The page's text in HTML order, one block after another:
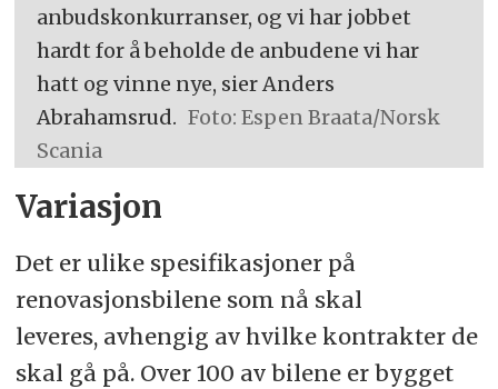
anbudskonkurranser, og vi har jobbet
hardt for å beholde de anbudene vi har
hatt og vinne nye, sier Anders
Abrahamsrud. Foto: Espen Braata/Norsk
Scania
Variasjon
Det er ulike spesifikasjoner på
renovasjonsbilene som nå skal
leveres, avhengig av hvilke kontrakter de
skal gå på. Over 100 av bilene er bygget